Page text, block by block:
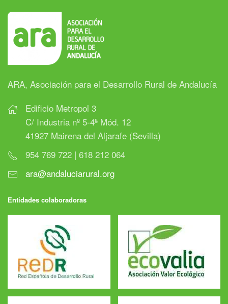
ARA, Asociación para el Desarrollo Rural de Andalucía
Edificio Metropol 3
C/ Industria nº 5-4ª Mód. 12
41927 Mairena del Aljarafe (Sevilla)
954 769 722 | 618 212 064
ara@andaluciarural.org
Entidades colaboradoras